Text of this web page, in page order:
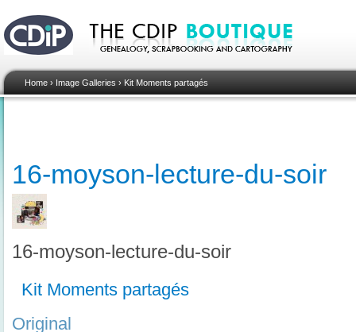
Home › Image Galleries › Kit Moments partagés
16-moyson-lecture-du-soir
16-moyson-lecture-du-soir
Kit Moments partagés
Original